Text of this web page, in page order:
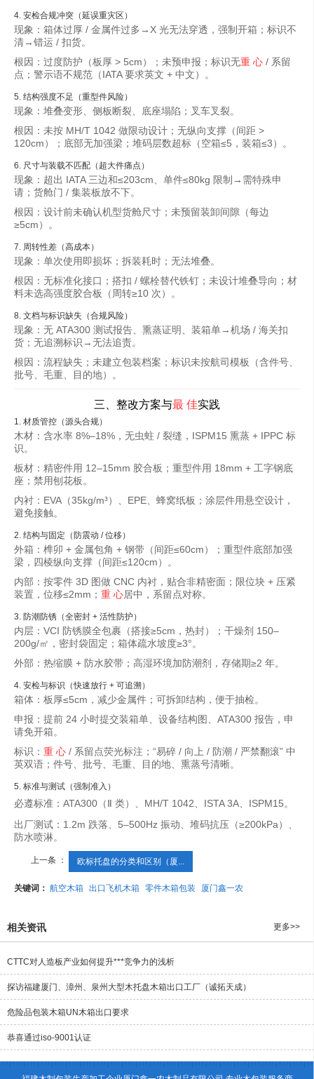
4. 安检合规冲突（延误重灾区）
现象：箱体过厚 / 金属件过多→X 光无法穿透，强制开箱；标识不
清→错运 / 扣货。
根因：过度防护（板厚 > 5cm）；未预申报；标识无重 心/ 系留
点；警示语不规范（IATA 要求英文 + 中文）。
5. 结构强度不足（重型件风险）
现象：堆叠变形、侧板断裂、底座塌陷；叉车叉裂。
根因：未按 MH/T 1042 做限动设计；无纵向支撑（间距 >
120cm）；底部无加强梁；堆码层数超标（空箱≤5，装箱≤3）。
6. 尺寸与装载不匹配（超大件痛点）
现象：超出 IATA 三边和≤203cm、单件≤80kg 限制→需特殊申
请；货舱门 / 集装板放不下。
根因：设计前未确认机型货舱尺寸；未预留装卸间隙（每边
≥5cm）。
7. 周转性差（高成本）
现象：单次使用即损坏；拆装耗时；无法堆叠。
根因：无标准化接口；搭扣 / 螺栓替代铁钉；未设计堆叠导向；材
料未选高强度胶合板（周转≥10 次）。
8. 文档与标识缺失（合规风险）
现象：无 ATA300 测试报告、熏蒸证明、装箱单→机场 / 海关扣
货；无追溯标识→无法追责。
根因：流程缺失；未建立包装档案；标识未按航司模板（含件号、
批号、毛重、目的地）。
三、整改方案与最 佳实践
1. 材质管控（源头合规）
木材：含水率 8%–18%，无虫蛀 / 裂缝，ISPM15 熏蒸 + IPPC 标
识。
板材：精密件用 12–15mm 胶合板；重型件用 18mm + 工字钢底
座；禁用刨花板。
内衬：EVA（35kg/m³）、EPE、蜂窝纸板；涂层件用悬空设计，
避免接触。
2. 结构与固定（防震动 / 位移）
外箱：榫卯 + 金属包角 + 钢带（间距≤60cm）；重型件底部加强
梁，四棱纵向支撑（间距≤120cm）。
内部：按零件 3D 图做 CNC 内衬，贴合非精密面；限位块 + 压紧
装置，位移≤2mm； 重 心居中，系留点对称。
3. 防潮防锈（全密封 + 活性防护）
内层：VCI 防锈膜全包裹（搭接≥5cm，热封）；干燥剂 150–
200g/㎡，密封袋固定；箱体疏水坡度≥3°。
外部：热缩膜 + 防水胶带；高湿环境加防潮剂，存储期≥2 年。
4. 安检与标识（快速放行 + 可追溯）
箱体：板厚≤5cm，减少金属件；可拆卸结构，便于抽检。
申报：提前 24 小时提交装箱单、设备结构图、ATA300 报告，申
请免开箱。
标识： 重 心/ 系留点荧光标注；“易碎 / 向上 / 防潮 / 严禁翻滚” 中
英双语；件号、批号、毛重、目的地、熏蒸号清晰。
5. 标准与测试（强制准入）
必遵标准： ATA300（Ⅱ 类）、MH/T 1042、ISTA 3A、ISPM15。
出厂测试：1.2m 跌落、5–500Hz 振动、堆码抗压（≥200kPa）、
防水喷淋。
上一条 ： 欧标托盘的分类和区别（厦...
关键词： 航空木箱 出口飞机木箱 零件木箱包装 厦门鑫一农
相关资讯 更多>>
CTTC对人造板产业如何提升***竞争力的浅析
探访福建厦门、漳州、泉州大型木托盘木箱出口工厂（诚拓天成）
危险品包装木箱UN木箱出口要求
恭喜通过iso-9001认证